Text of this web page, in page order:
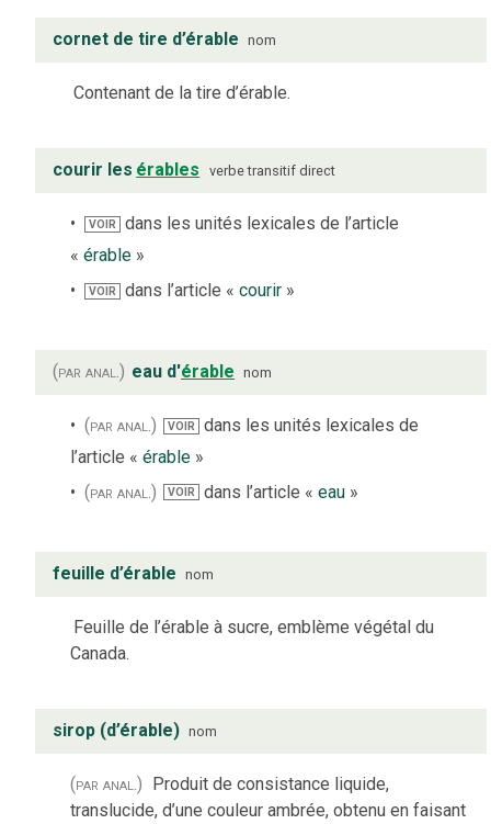
cornet de tire d’érable nom
Contenant de la tire d’érable.
courir les érables verbe transitif direct
VOIR
dans les unités lexicales de l’article
« érable »
VOIR dans l’article «courir »
(par anal.) eau d'érable nom
(par anal.) VOIR dans les unités lexicales de
l’article « érable »
(par anal.)
VOIR dans l’article « eau»
feuille d’érable nom
Feuille de l’érable à sucre, emblème végétal du
Canada.
sirop (d’érable) nom
(par anal.) Produit de consistance liquide,
translucide, d’une couleur ambrée, obtenu en faisant